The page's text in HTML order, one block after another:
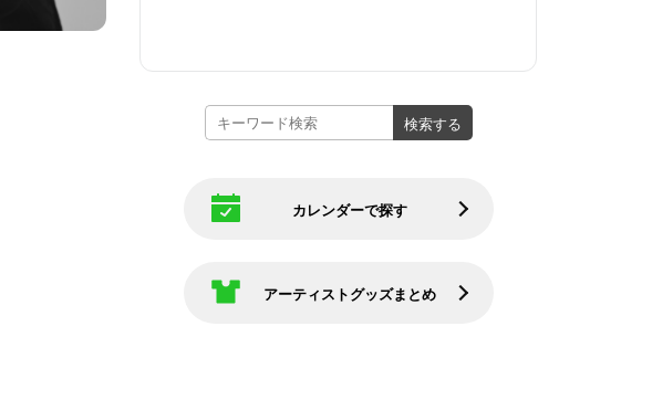
カレンダーで探す
アーティストグッズまとめ